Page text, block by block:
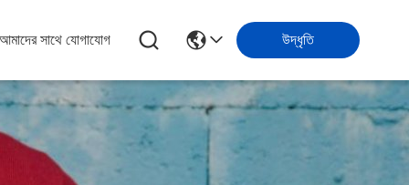
আমাদের সাথে যোগাযোগ উদ্ধৃতি